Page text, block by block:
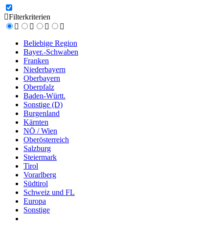
Filterkriterien
Beliebige Region
Bayer.-Schwaben
Franken
Niederbayern
Oberbayern
Oberpfalz
Baden-Württ.
Sonstige (D)
Burgenland
Kärnten
NÖ / Wien
Oberösterreich
Salzburg
Steiermark
Tirol
Vorarlberg
Südtirol
Schweiz und FL
Europa
Sonstige